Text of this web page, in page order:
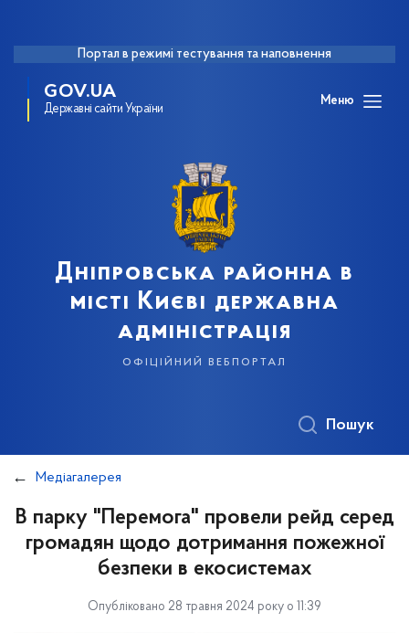
Портал в режимі тестування та наповнення
GOV.UA
Державні сайти України
Меню
Дніпровська районна в
місті Києві державна
адміністрація
офіційний вебпортал
Пошук
Медіагалерея
В парку "Перемога" провели рейд серед
громадян щодо дотримання пожежної
безпеки в екосистемах
Опубліковано 28 травня 2024 року о 11:39